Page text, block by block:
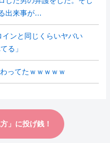
出来事が…
インと同じくらいヤバい
る」
ってたｗｗｗｗｗ